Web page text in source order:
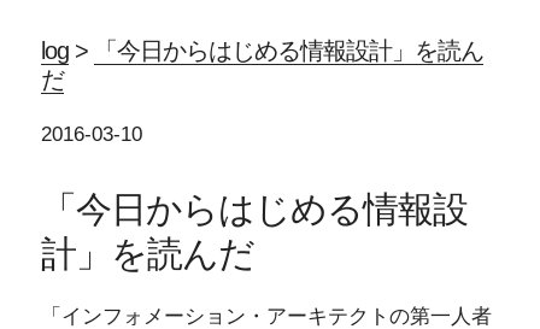
log>
「今日からはじめる情報設計」を読ん
だ
2016-03-10
「今日からはじめる情報設
計」を読んだ
「インフォメーション・アーキテクトの第一人者